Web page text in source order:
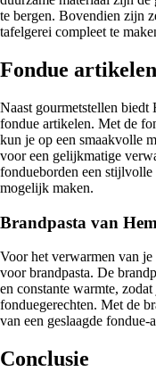
te bergen. Bovendien zijn
tafelgerei compleet te
Fondue
Naast gourmetstellen biedt
fondue artikelen. Met de
kun je op een smaakvolle
voor een gelijkmatige
fondueborden een stijlvolle
mogelijk maken.
Brandpasta van
Voor het verwarmen van
voor brandpasta. De
en constante warmte,
fonduegerechten. Met de
van een geslaagde fondue-
Conclusie